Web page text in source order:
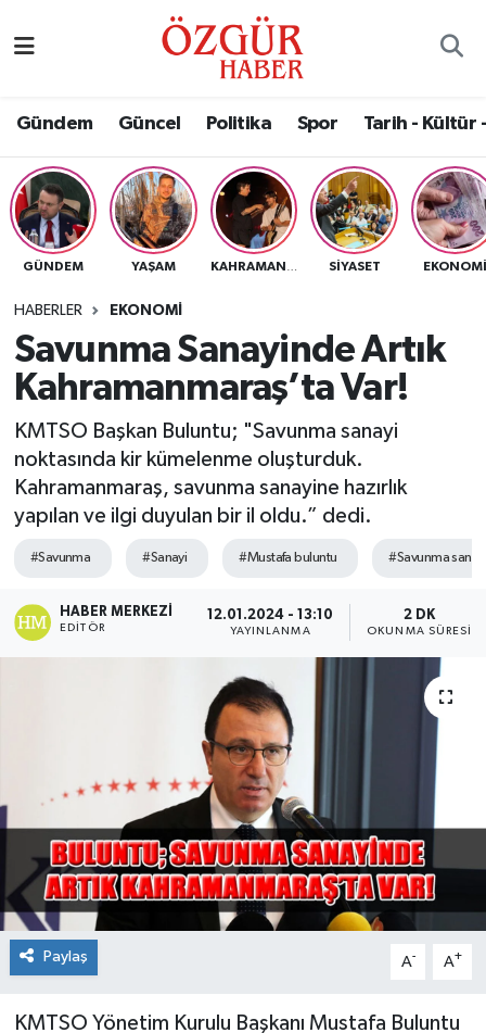
Gündem Güncel Politika Spor Tarih - Kültür
GÜNDEM YAŞAM SIYASET EKONOMI
HABERLER EKONOMI
Savunma Sanayinde Artık
Kahramanmaraş’ta Var!
KMTSO Başkan Buluntu; "Savunma sanayi
noktasında kir kümelenme oluşturduk.
Kahramanmaraş, savunma sanayine hazırlık
yapılan ve ilgi duyulan bir il oldu.” dedi.
#Savunma #Sanayi #Mustafa buluntu #Savunma
HABER MERKEZI
EDITÖR
12.01.2024 - 13:10
YAYINLANMA
2 DK
OKUNMA SÜRESI
Paylaş A- A+
KMTSO Yönetim Kurulu Başkanı Mustafa Buluntu
Eğitim
Ekonomi
Güncel
Gündem
Politika
Sağlık
Tarih - Kültür - Sanat - Turizm
Nöbetçi Eczaneler
Namaz Vakitleri
Trafik Durumu
Süper Lig Puan Durumu ve Fikstür
Tüm Manşetler
Haber Arşivi